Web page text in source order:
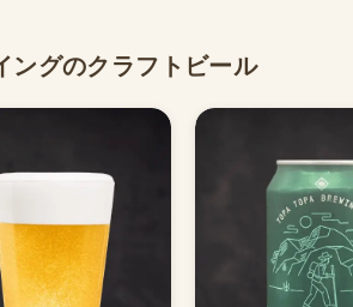
ングのクラフトビール